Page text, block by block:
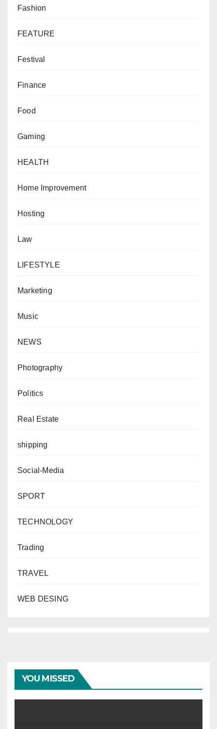
Fashion
FEATURE
Festival
Finance
Food
Gaming
HEALTH
Home Improvement
Hosting
Law
LIFESTYLE
Marketing
Music
NEWS
Photography
Politics
Real Estate
shipping
Social-Media
SPORT
TECHNOLOGY
Trading
TRAVEL
WEB DESING
YOU MISSED